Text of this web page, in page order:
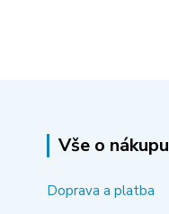
Vše o nákupu
Doprava a platba